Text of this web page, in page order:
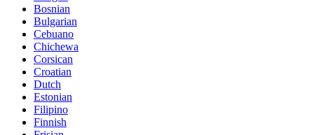
Bosnian
Bulgarian
Cebuano
Chichewa
Corsican
Croatian
Dutch
Estonian
Filipino
Finnish